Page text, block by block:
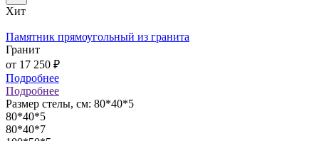
Хит
Памятник прямоугольный из гранита
Гранит
от 17 250 ₽
Подробнее
Подробнее
Размер стелы, см: 80*40*5
80*40*5
80*40*7